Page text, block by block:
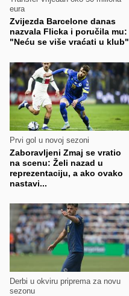
eura
Zvijezda Barcelone danas
nazvala Flicka i poručila mu:
"Neću se više vraćati u klub"
Prvi gol u novoj sezoni
Zaboravljeni Zmaj se vratio
na scenu: Želi nazad u
reprezentaciju, a ako ovako
nastavi...
Derbi u okviru priprema za novu
sezonu